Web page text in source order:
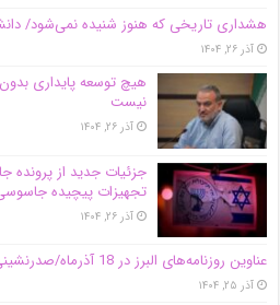
هشداری تاریخی که هنوز شنیده نمی‌شود/
آذر ۲۶, ۱۴۰۴
هیچ توسعه پایداری
نیست
آذر ۲۶, ۱۴۰۴
جزئیات جدید از
تجهیزات پیچیده
آذر ۲۶, ۱۴۰۴
عناوین روزنامه‌های البرز در ‌18 آذرماه/صدرنشینی در ارائه خدمات زایمان بی‌درد
آذر ۲۵, ۱۴۰۴